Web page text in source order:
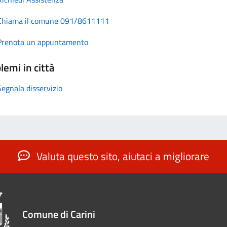
il comune 091/8611111
un appuntamento
in città
disservizio
Valuta questo sito, aiutaci a migliorare
Comune di Carini